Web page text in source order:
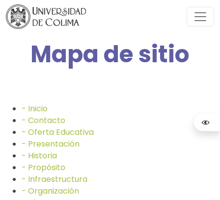
Mapa de sitio
- Inicio
- Contacto
- Oferta Educativa
- Presentación
- Historia
- Propósito
- Infraestructura
- Organización